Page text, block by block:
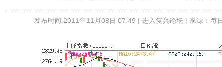
发布时间:2011年11月08日 07:49 | 进入复兴论坛| 来源：每